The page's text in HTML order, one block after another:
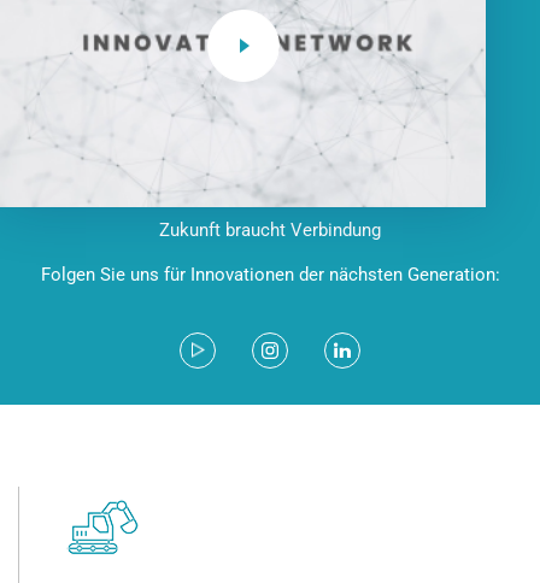
Zukunft braucht Verbindung
Folgen Sie uns für Innovationen der nächsten Generation: